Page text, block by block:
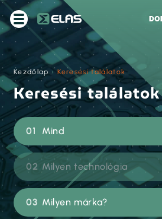
Kezdőlap › Keresési találatok
Keresési
Mind
Milyen technológia
Milyen márka?